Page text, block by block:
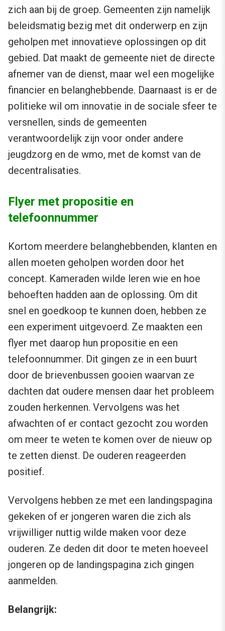
zich aan bij de groep. Gemeenten zijn namelijk
beleidsmatig bezig met dit onderwerp en zijn
geholpen met innovatieve oplossingen op dit
gebied. Dat maakt de gemeente niet de directe
afnemer van de dienst, maar wel een mogelijke
financier en belanghebbende. Daarnaast is er de
politieke wil om innovatie in de sociale sfeer te
versnellen, sinds de gemeenten
verantwoordelijk zijn voor onder andere
jeugdzorg en de wmo, met de komst van de
decentralisaties.
Flyer met propositie en
telefoonnummer
Kortom meerdere belanghebbenden, klanten en
allen moeten geholpen worden door het
concept. Kameraden wilde leren wie en hoe
behoeften hadden aan de oplossing. Om dit
snel en goedkoop te kunnen doen, hebben ze
een experiment uitgevoerd. Ze maakten een
flyer met daarop hun propositie en een
telefoonnummer. Dit gingen ze in een buurt
door de brievenbussen gooien waarvan ze
dachten dat oudere mensen daar het probleem
zouden herkennen. Vervolgens was het
afwachten of er contact gezocht zou worden
om meer te weten te komen over de nieuw op
te zetten dienst. De ouderen reageerden
positief.
Vervolgens hebben ze met een landingspagina
gekeken of er jongeren waren die zich als
vrijwilliger nuttig wilde maken voor deze
ouderen. Ze deden dit door te meten hoeveel
jongeren op de landingspagina zich gingen
aanmelden.
Belangrijk: